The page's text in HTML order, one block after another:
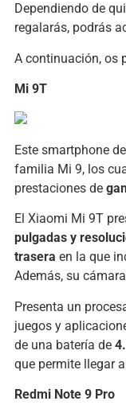
Dependiendo de
regalarás, podrás
A continuación, os
Mi 9T
Este smartphone de
familia Mi 9, los
prestaciones de
El Xiaomi Mi 9T
pulgadas y
trasera en la que
Además, su
Presenta un
juegos y
de una batería de
que permite llegar
Redmi Note 9 Pro